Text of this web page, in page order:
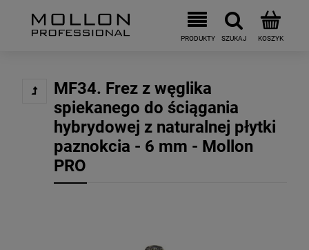
MF34. Frez z węglika
spiekanego do ściągania
hybrydowej z naturalnej płytki
paznokcia - 6 mm - Mollon
PRO